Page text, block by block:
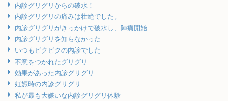
内診グリグリからの破水！
内診グリグリの痛みは壮絶でした。
内診グリグリがきっかけで破水し、陣痛開始
内診グリグリを知らなかった
いつもビクビクの内診でした
不意をつかれたグリグリ
効果があった内診グリグリ
妊娠時の内診グリグリ
私が最も大嫌いな内診グリグリ体験